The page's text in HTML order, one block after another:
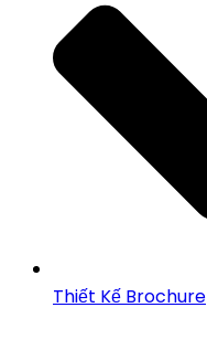
Thiết Kế Brochure